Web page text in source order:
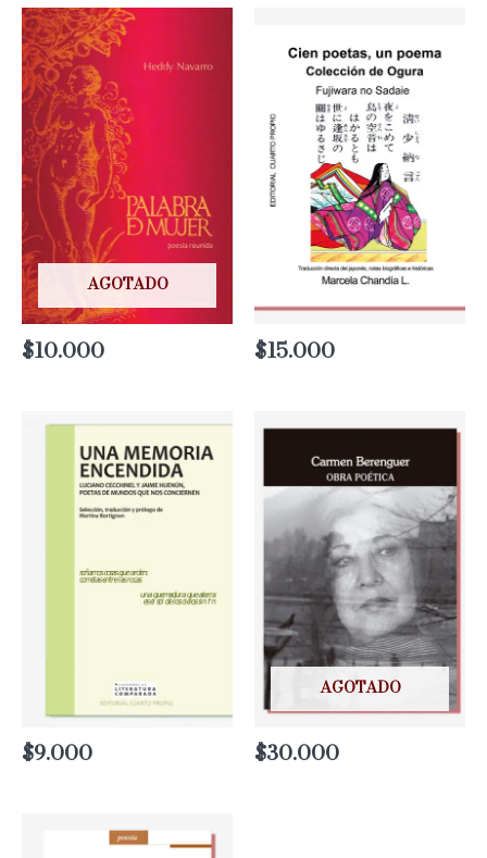
AGOTADO
$10.000 $15.000
$9.000
AGOTADO
$30.000